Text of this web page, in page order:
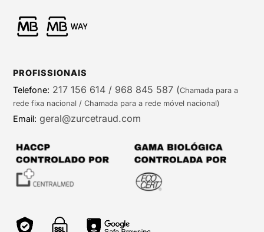
PROFISSIONAIS
Telefone: 217 156 614 / 968 845 587 (Chamada para a
rede fixa nacional / Chamada para a rede móvel nacional)
Email: geral@zurcetraud.com